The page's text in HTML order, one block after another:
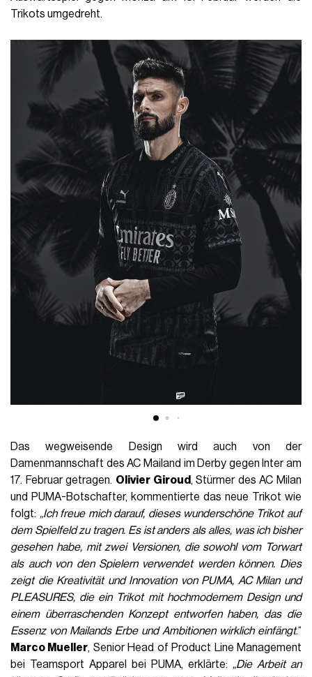
Trikots umgedreht.
Das wegweisende Design wird auch von der
Damenmannschaft des AC Mailand im Derby gegen Inter am
17. Februar getragen. Olivier Giroud , Stürmer des AC Milan
und PUMA-Botschafter, kommentierte das neue Trikot wie
folgt: „Ich freue mich darauf, dieses wunderschöne Trikot auf
dem Spielfeld zu tragen. Es ist anders als alles, was ich bisher
gesehen habe, mit zwei Versionen, die sowohl vom Torwart
als auch von den Spielern verwendet werden können. Dies
zeigt die Kreativität und Innovation von PUMA, AC Milan und
PLEASURES, die ein Trikot mit hochmodernem Design und
einem überraschenden Konzept entworfen haben, das die
Essenz von Mailands Erbe und Ambitionen wirklich einfängt.“
Marco Mueller, Senior Head of Product Line Management
bei Teamsport Apparel bei PUMA, erklärte: „Die Arbeit an